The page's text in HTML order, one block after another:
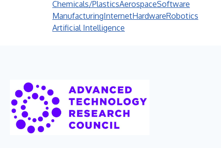
Chemicals/PlasticsAerospaceSoftware
ManufacturingInternetHardwareRobotics
Artificial Intelligence